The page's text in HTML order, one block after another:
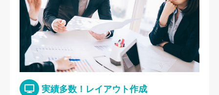
実績多数！レイアウト作成